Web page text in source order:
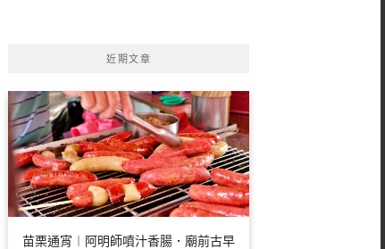
近期文章
苗栗通宵︱阿明師噴汁香腸．廟前古早